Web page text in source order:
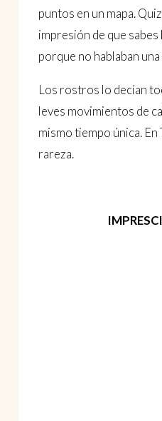
puntos en un mapa.
impresión de que sabes
porque no hablaban
Los rostros lo decían
leves movimientos de
mismo tiempo única.
rareza.